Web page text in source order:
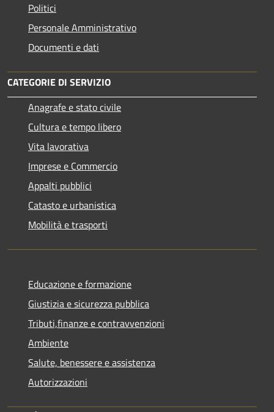
Politici
Personale Amministrativo
Documenti e dati
CATEGORIE DI SERVIZIO
Anagrafe e stato civile
Cultura e tempo libero
Vita lavorativa
Imprese e Commercio
Appalti pubblici
Catasto e urbanistica
Mobilità e trasporti
Educazione e formazione
Giustizia e sicurezza pubblica
Tributi,finanze e contravvenzioni
Ambiente
Salute, benessere e assistenza
Autorizzazioni